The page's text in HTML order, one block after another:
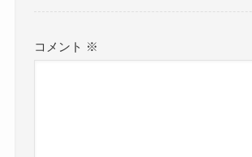
コメント ※